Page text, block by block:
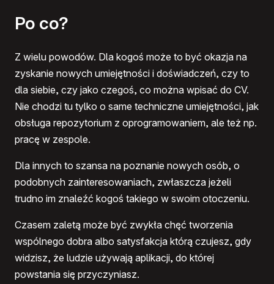
Po co?
Z wielu powodów. Dla kogoś może to być okazja na
zyskanie nowych umiejętności i doświadczeń, czy to
dla siebie, czy jako czegoś, co można wpisać do CV.
Nie chodzi tu tylko o same techniczne umiejętności, jak
obsługa repozytorium z oprogramowaniem, ale też np.
pracę w zespole.
Dla innych to szansa na poznanie nowych osób, o
podobnych zainteresowaniach, zwłaszcza jeżeli
trudno im znaleźć kogoś takiego w swoim otoczeniu.
Czasem zaletą może być zwykła chęć tworzenia
wspólnego dobra albo satysfakcja którą czujesz, gdy
widzisz, że ludzie używają aplikacji, do której
powstania się przyczyniasz.